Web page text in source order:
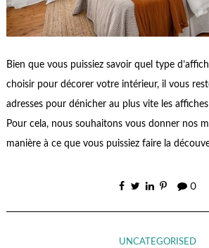
Bien que vous puissiez savoir quel type
choisir pour décorer votre intérieur, il vous
adresses pour dénicher au plus vite les
Pour cela, nous souhaitons vous donner nos
manière à ce que vous puissiez faire la
0
UNCATEGORISED